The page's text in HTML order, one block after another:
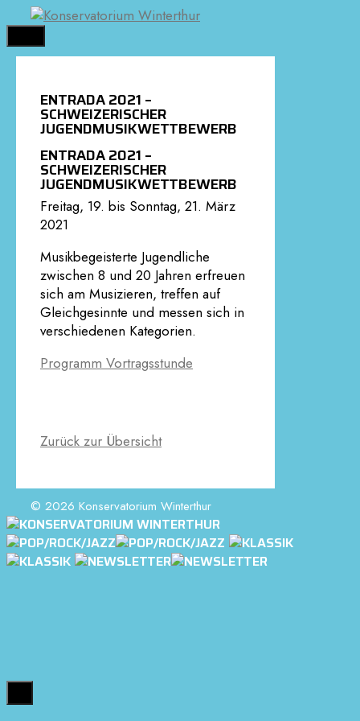
Springe
zum
Inhalt
ENTRADA 2021 –
SCHWEIZERISCHER
JUGENDMUSIKWETTBEWERB
ENTRADA 2021 –
SCHWEIZERISCHER
JUGENDMUSIKWETTBEWERB
Freitag, 19. bis Sonntag, 21. März
2021
Musikbegeisterte Jugendliche
zwischen 8 und 20 Jahren erfreuen
sich am Musizieren, treffen auf
Gleichgesinnte und messen sich in
verschiedenen Kategorien.
Programm Vortragsstunde
Zurück zur Übersicht
© 2026 Konservatorium Winterthur
Close